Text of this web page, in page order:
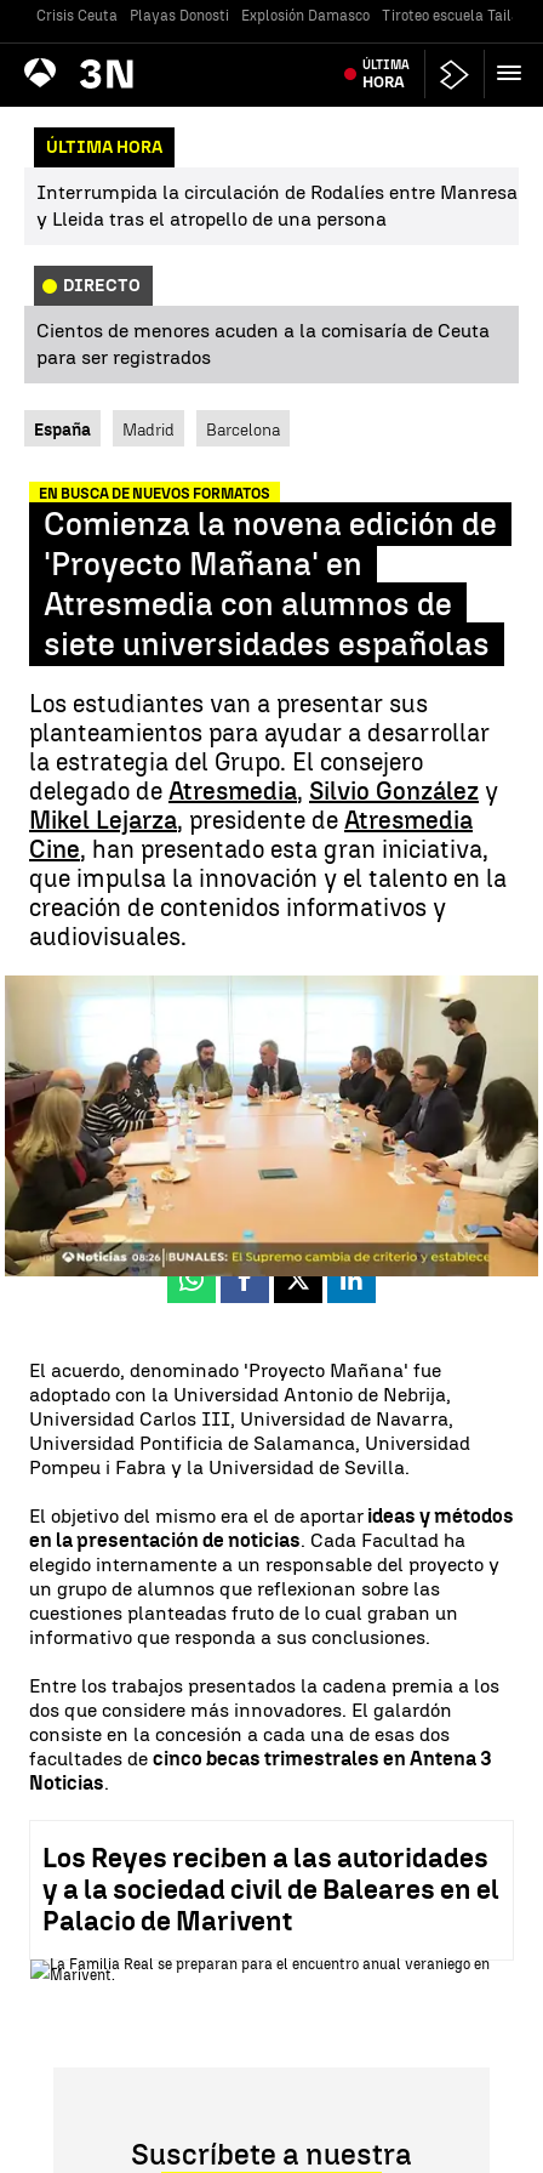
Crisis Ceuta Playas Donosti Explosión Damasco Tiroteo escuela
Antena
3 Noticias ÚLTIMA
HORA
ÚLTIMA HORA
Interrumpida la circulación de Rodalíes entre Manresa
y Lleida tras el atropello de una persona
DIRECTO
Cientos de menores acuden a la comisaría de Ceuta
para ser registrados
España Madrid Barcelona
EN BUSCA DE NUEVOS FORMATOS
Comienza la novena edición de
'Proyecto Mañana' en
Atresmedia con alumnos de
siete universidades españolas
Los estudiantes van a presentar sus
planteamientos para ayudar a desarrollar
la estrategia del Grupo. El consejero
delegado de Atresmedia, Silvio González y
Mikel Lejarza, presidente de Atresmedia
Cine, han presentado esta gran iniciativa,
que impulsa la innovación y el talento en la
creación de contenidos informativos y
audiovisuales.
Comienza la novena edición de 'Proyecto Mañana' en Atresmedia
con alumnos de siete universidades españolas |
antena3noticias.com
Antena 3 Noticias
Publicado: 19 de octubre de 2018, 08:59
Whatsapp
Facebook
X Linkedin
El acuerdo, denominado 'Proyecto Mañana' fue
adoptado con la Universidad Antonio de Nebrija,
Universidad Carlos III, Universidad de Navarra,
Universidad Pontificia de Salamanca, Universidad
Pompeu i Fabra y la Universidad de Sevilla.
El objetivo del mismo era el de aportar ideas y métodos
en la presentación de noticias. Cada Facultad ha
elegido internamente a un responsable del proyecto y
un grupo de alumnos que reflexionan sobre las
cuestiones planteadas fruto de lo cual graban un
informativo que responda a sus conclusiones.
Entre los trabajos presentados la cadena premia a los
dos que considere más innovadores. El galardón
consiste en la concesión a cada una de esas dos
facultades de cinco becas trimestrales en Antena 3
Noticias.
Los Reyes reciben a las autoridades
y a la sociedad civil de Baleares en el
Palacio de Marivent
Suscríbete a nuestra